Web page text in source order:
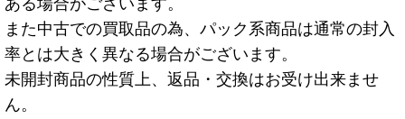
また中古での買取品の為、パック系商品は通常の封入
率とは大きく異なる場合がございます。
未開封商品の性質上、返品・交換はお受け出来ませ
ん。